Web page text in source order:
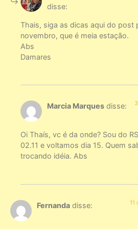
disse:
Thais, siga as dicas aqui do post
novembro, que é meia estação.
Abs
Damares
Marcia Marques disse:
Oi Thaís, vc é da onde? Sou do
02.11 e voltamos dia 15. Quem
trocando idéia. Abs
Fernanda disse: 11